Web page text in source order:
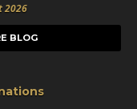
2026
BLOG